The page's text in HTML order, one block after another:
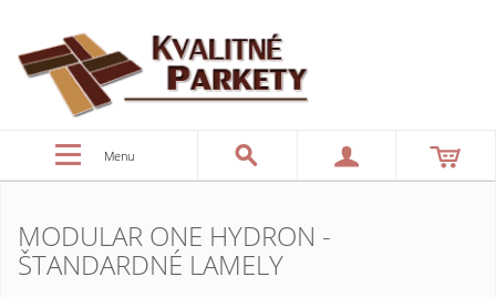
Menu
MODULAR ONE HYDRON -
ŠTANDARDNÉ LAMELY